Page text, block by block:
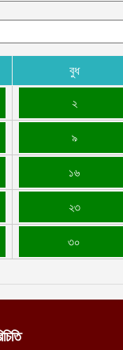
বুধ
২
৯
১৬
২৩
৩০